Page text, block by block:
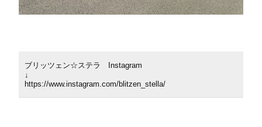
ブリッツェン☆ステラ Instagram
↓
https://www.instagram.com/blitzen_stella/